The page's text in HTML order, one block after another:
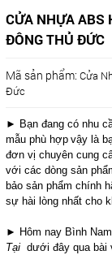
CỬA NHỰA ABS
ĐÔNG THỦ ĐỨC
Mã sản phẩm: Cửa
Đức
► Bạn đang có nhu
mẫu phù hợp vậy là
đơn vị chuyên cung
với các dòng sản
bảo sản phẩm chính
sự hài lòng nhất cho
► Hôm nay Bình
Tại dưới đây qua bài